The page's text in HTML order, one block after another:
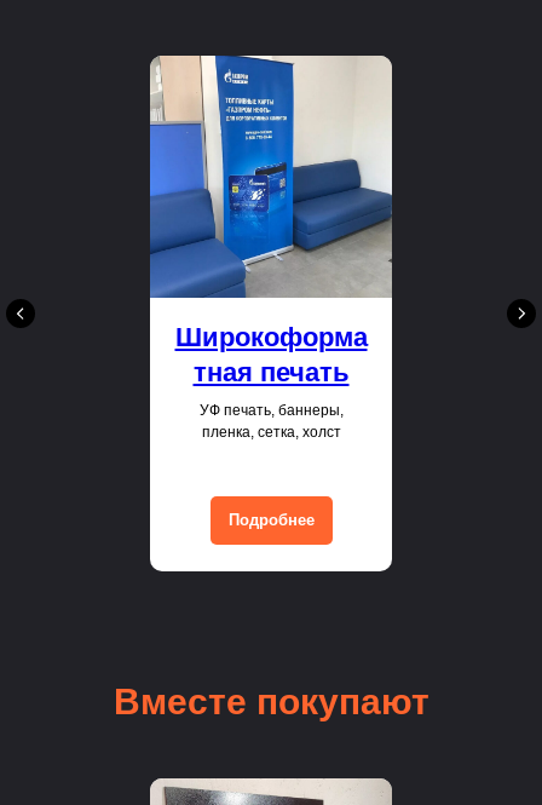
Широкоформа
тная печать
УФ печать, баннеры,
пленка, сетка, холст
Подробнее
Вместе покупают